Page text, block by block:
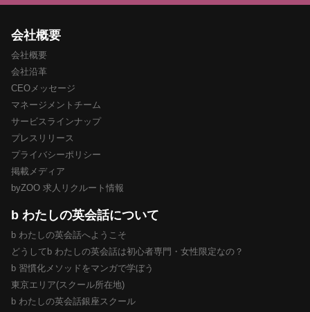
会社概要
会社概要
会社沿革
CEOメッセージ
マネージメントチーム
サービスラインナップ
プレスリリース
プライバシーポリシー
掲載メディア
byZOO 求人リクルート情報
b わたしの英会話について
b わたしの英会話へようこそ
どうしてb わたしの英会話は初心者専門・女性限定なの？
b 習慣化メソッドをマンガで学ぼう
東京エリア(スクール所在地)
b わたしの英会話銀座スクール